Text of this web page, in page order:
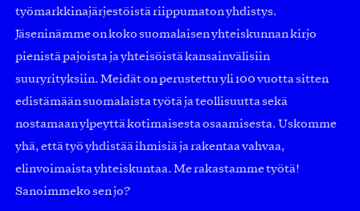
työmarkkinajärjestöistä riippumaton yhdistys.
Jäseninämme on koko suomalaisen yhteiskunnan kirjo
pienistä pajoista ja yhteisöistä kansainvälisiin
suuryrityksiin. Meidät on perustettu yli 100 vuotta sitten
edistämään suomalaista työtä ja teollisuutta sekä
nostamaan ylpeyttä kotimaisesta osaamisesta. Uskomme
yhä, että työ yhdistää ihmisiä ja rakentaa vahvaa,
elinvoimaista yhteiskuntaa. Me rakastamme työtä!
Sanoimmeko sen jo?